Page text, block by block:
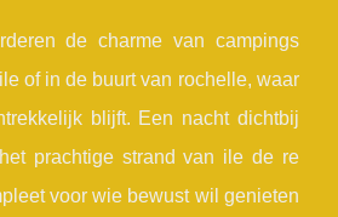
de charme van campings
of in de buurt van rochelle, waar
blijft. Een nacht dichtbij
prachtige strand van ile de re
voor wie bewust wil genieten